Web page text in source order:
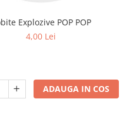
Explozive POP POP
4,00 Lei
ADAUGA IN COS